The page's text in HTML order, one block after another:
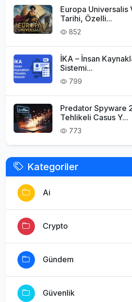
Europa Universalis
Tarihi, Özelli...
852
İKA – İnsan
Sistemi...
799
Predator Spyware
Tehlikeli Casus Y...
773
Kategoriler
Ai
Crypto
Gündem
Güvenlik